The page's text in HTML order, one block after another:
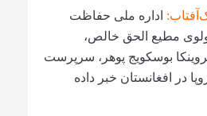
اداره ملی حفاظت
مطیع الحق خالص،
بوسکویج پوهر، سرپرست
در افغانستان خبر داده